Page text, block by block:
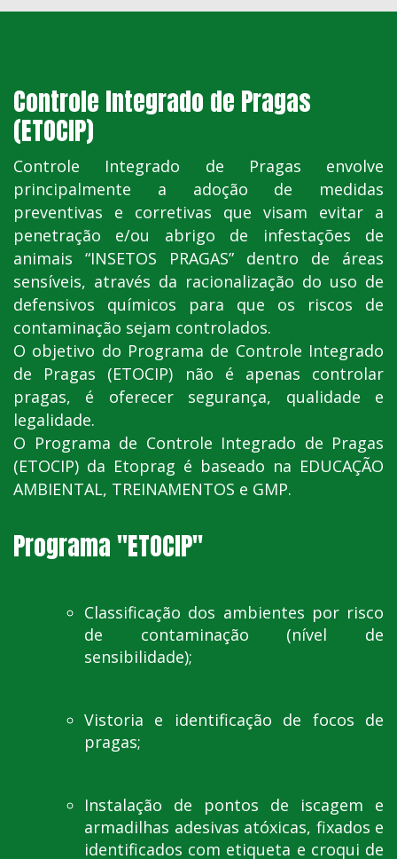
Controle Integrado de Pragas
(ETOCIP)
Controle Integrado de Pragas envolve
principalmente a adoção de medidas
preventivas e corretivas que visam evitar a
penetração e/ou abrigo de infestações de
animais “INSETOS PRAGAS” dentro de áreas
sensíveis, através da racionalização do uso de
defensivos químicos para que os riscos de
contaminação sejam controlados.
O objetivo do Programa de Controle Integrado
de Pragas (ETOCIP) não é apenas controlar
pragas, é oferecer segurança, qualidade e
legalidade.
O Programa de Controle Integrado de Pragas
(ETOCIP) da Etoprag é baseado na EDUCAÇÃO
AMBIENTAL, TREINAMENTOS e GMP.
Programa "ETOCIP"
Classificação dos ambientes por risco
de contaminação (nível de
sensibilidade);
Vistoria e identificação de focos de
pragas;
Instalação de pontos de iscagem e
armadilhas adesivas atóxicas, fixados e
identificados com etiqueta e croqui de